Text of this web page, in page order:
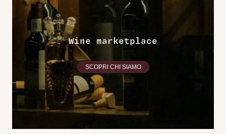
Wine marketplace
SCOPRI CHI SIAMO